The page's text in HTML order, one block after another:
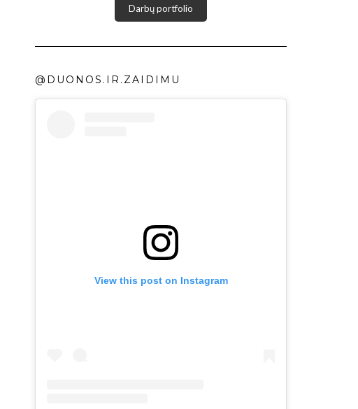
Darbų portfolio
@DUONOS.IR.ZAIDIMU
View this post on Instagram